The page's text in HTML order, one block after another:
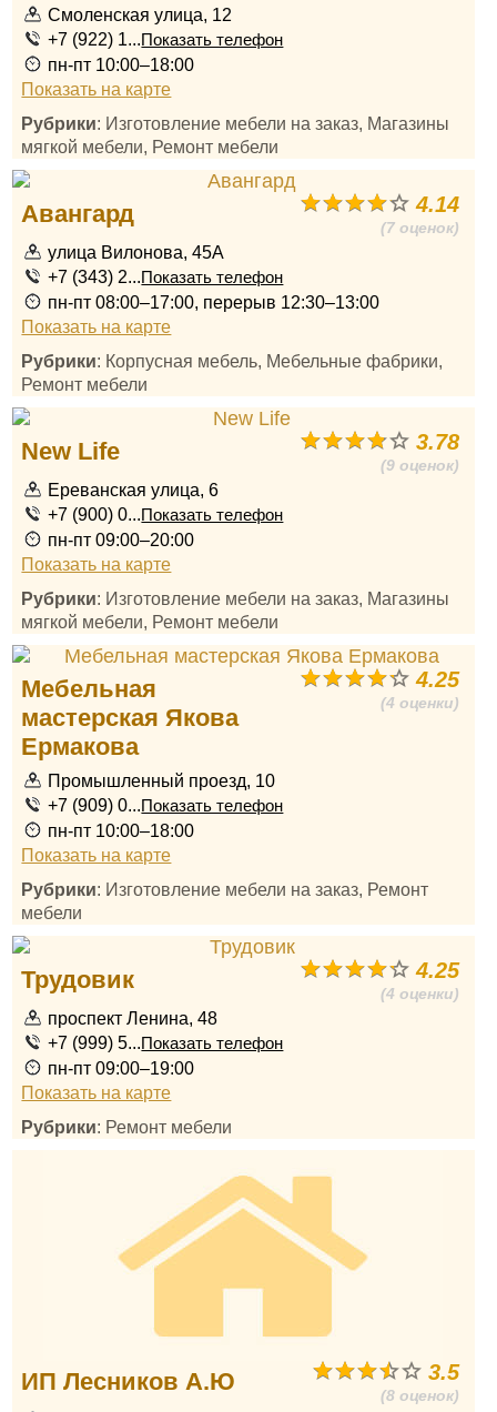
Смоленская улица, 12
+7 (922) 1...Показать телефон
пн-пт 10:00–18:00
Показать на карте
Рубрики: Изготовление мебели на заказ, Магазины
мягкой мебели, Ремонт мебели
4.14
(7 оценок)
Авангард
улица Вилонова, 45А
+7 (343) 2...Показать телефон
пн-пт 08:00–17:00, перерыв 12:30–13:00
Показать на карте
Рубрики: Корпусная мебель, Мебельные фабрики,
Ремонт мебели
3.78
(9 оценок)
New Life
Ереванская улица, 6
+7 (900) 0...Показать телефон
пн-пт 09:00–20:00
Показать на карте
Рубрики: Изготовление мебели на заказ, Магазины
мягкой мебели, Ремонт мебели
4.25
(4 оценки)
Мебельная
мастерская Якова
Ермакова
Промышленный проезд, 10
+7 (909) 0...Показать телефон
пн-пт 10:00–18:00
Показать на карте
Рубрики: Изготовление мебели на заказ, Ремонт
мебели
4.25
(4 оценки)
Трудовик
проспект Ленина, 48
+7 (999) 5...Показать телефон
пн-пт 09:00–19:00
Показать на карте
Рубрики: Ремонт мебели
3.5
(8 оценок)
ИП Лесников А.Ю